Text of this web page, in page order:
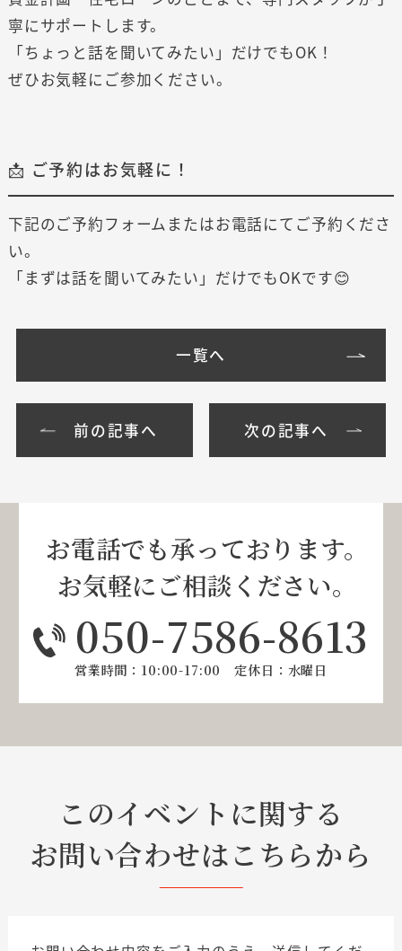
寧にサポートします。
「ちょっと話を聞いてみたい」だけでもOK！
ぜひお気軽にご参加ください。
📩 ご予約はお気軽に！
下記のご予約フォームまたはお電話にてご予約くださ
い。
「まずは話を聞いてみたい」だけでもOKです😊
前の記事へ
一覧へ
次の記事へ
お電話でも承っております。
お気軽にご相談ください。
050-7586-8613
営業時間：10:00-17:00 定休日：水曜日
このイベントに関する
お問い合わせはこちらから